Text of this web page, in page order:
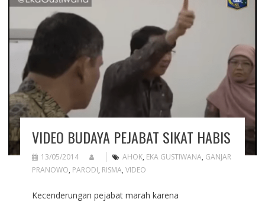
VIDEO BUDAYA PEJABAT SIKAT HABIS
13/05/2014 AHOK, EKA GUSTIWANA, GANJAR
PRANOWO, PARODI, RISMA, VIDEO
Kecenderungan pejabat marah karena